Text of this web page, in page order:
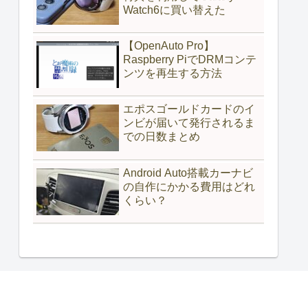
Watch6に買い替えた
【OpenAuto Pro】
Raspberry PiでDRMコンテ
ンツを再生する方法
エポスゴールドカードのイ
ンビが届いて発行されるま
での日数まとめ
Android Auto搭載カーナビ
の自作にかかる費用はどれ
くらい？